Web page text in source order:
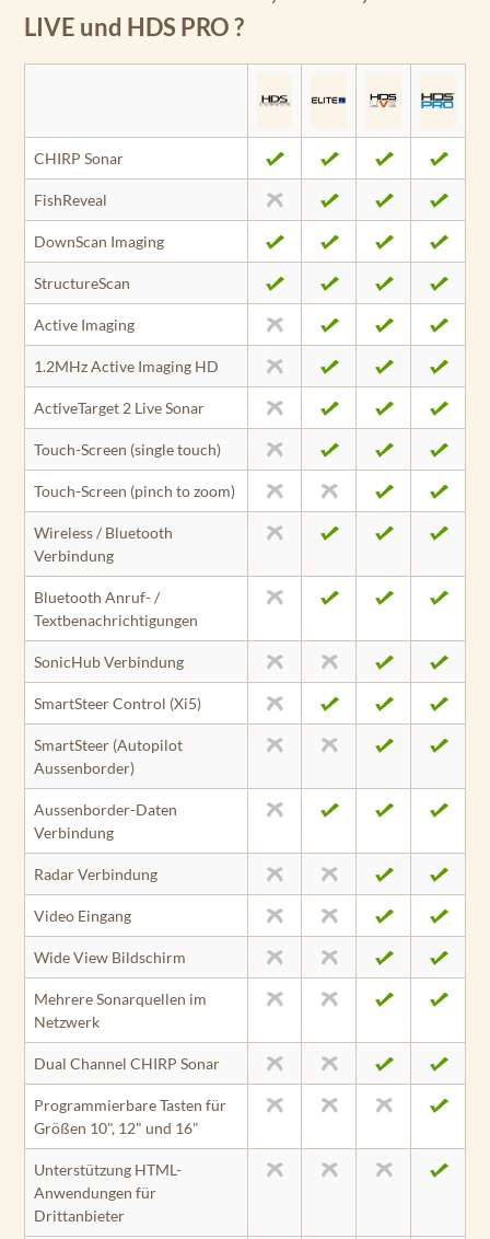
LIVE und HDS PRO ?
CHIRP Sonar
FishReveal
DownScan Imaging
StructureScan
Active Imaging
1.2MHz Active Imaging HD
ActiveTarget 2 Live Sonar
Touch-Screen (single touch)
Touch-Screen (pinch to zoom)
Wireless / Bluetooth
Verbindung
Bluetooth Anruf- /
Textbenachrichtigungen
SonicHub Verbindung
SmartSteer Control (Xi5)
SmartSteer (Autopilot
Aussenborder)
Aussenborder-Daten
Verbindung
Radar Verbindung
Video Eingang
Wide View Bildschirm
Mehrere Sonarquellen im
Netzwerk
Dual Channel CHIRP Sonar
Programmierbare Tasten für
Größen 10", 12" und 16"
Unterstützung HTML-
Anwendungen für
Drittanbieter